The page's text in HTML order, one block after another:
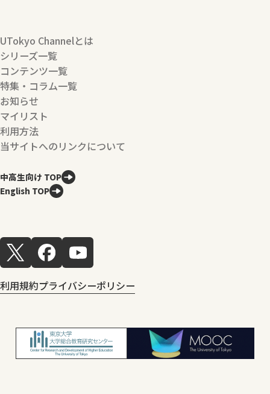
UTokyo Channelとは
シリーズ一覧
コンテンツ一覧
特集・コラム一覧
お知らせ
マイリスト
利用方法
当サイトへのリンクについて
中高生向け TOP
English TOP
利用規約プライバシーポリシー